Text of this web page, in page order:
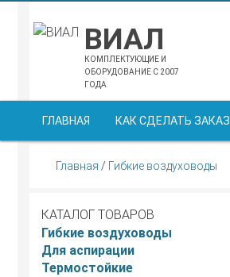
ВИАЛ
КОМПЛЕКТУЮЩИЕ И
ОБОРУДОВАНИЕ С 2007
ГОДА
ГЛАВНАЯ КАК СДЕЛАТЬ ЗАКАЗ
Главная / Гибкие воздуховоды
КАТАЛОГ ТОВАРОВ
Гибкие воздуховоды
Для аспирации
Термостойкие